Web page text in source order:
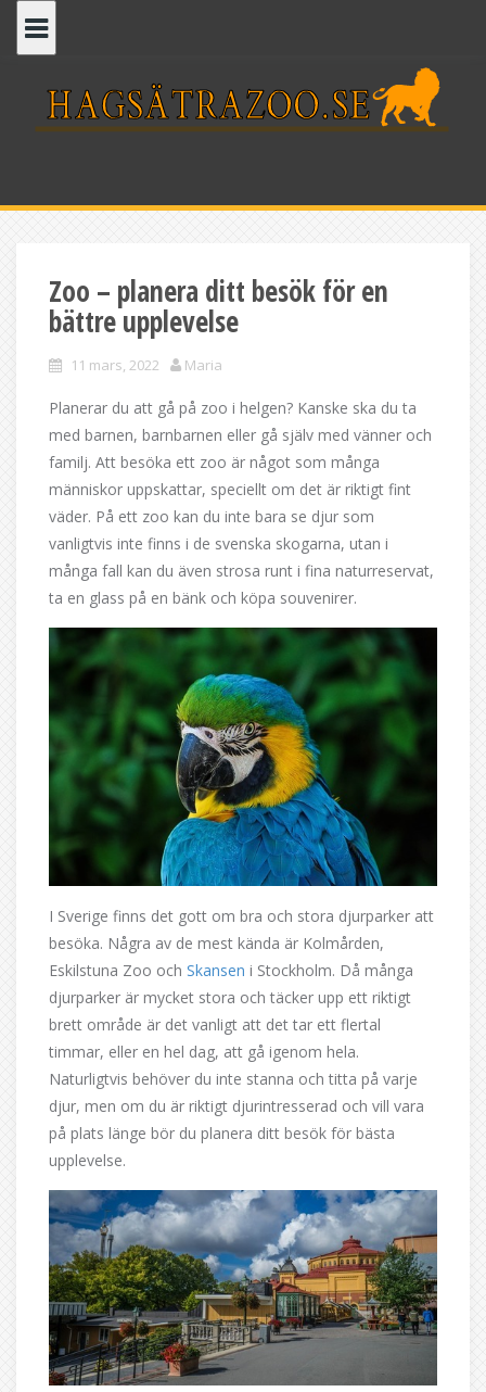
Zoo – planera ditt besök för en
bättre upplevelse
11 mars, 2022 Maria
Planerar du att gå på zoo i helgen? Kanske ska du ta
med barnen, barnbarnen eller gå själv med vänner och
familj. Att besöka ett zoo är något som många
människor uppskattar, speciellt om det är riktigt fint
väder. På ett zoo kan du inte bara se djur som
vanligtvis inte finns i de svenska skogarna, utan i
många fall kan du även strosa runt i fina naturreservat,
ta en glass på en bänk och köpa souvenirer.
I Sverige finns det gott om bra och stora djurparker att
besöka. Några av de mest kända är Kolmården,
Eskilstuna Zoo och Skansen i Stockholm. Då många
djurparker är mycket stora och täcker upp ett riktigt
brett område är det vanligt att det tar ett flertal
timmar, eller en hel dag, att gå igenom hela.
Naturligtvis behöver du inte stanna och titta på varje
djur, men om du är riktigt djurintresserad och vill vara
på plats länge bör du planera ditt besök för bästa
upplevelse.